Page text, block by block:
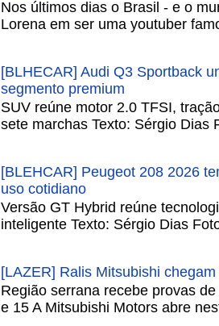
Nos últimos dias o Brasil - e o
Lorena em ser uma youtuber
[BLHECAR] Audi Q3 Sportback
segmento premium
SUV reúne motor 2.0 TFSI,
sete marchas Texto: Sérgio Dias
[BLEHCAR] Peugeot 208 2026
uso cotidiano
Versão GT Hybrid reúne
inteligente Texto: Sérgio Dias
[LAZER] Ralis Mitsubishi
Região serrana recebe provas
e 15 A Mitsubishi Motors abre